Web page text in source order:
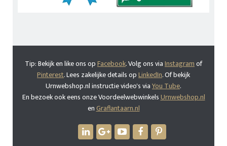
Tip: Bekijk en like ons opFacebook. Volg ons viaInstagramof
Pinterest. Lees zakelijke details opLinkedIn. Of bekijk
Urnwebshop.nl instructie video's viaYou Tube.
En bezoek ook eens onze VoordeelwebwinkelsUrnwebshop.nl
enGraflantaarn.nl